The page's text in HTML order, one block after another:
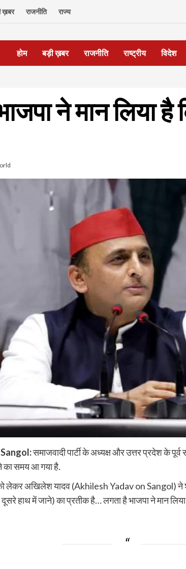
ख़बर राजनीति राज्य
होम बड़ी ख़बर राजनीति राष्ट्रीय विदेश
ने मान
समाजवादी पार्टी के अध्यक्ष और उत्तर प्रदेश के
का समय आ गया है.
लेकर अखिलेश यादव (Akhilesh Yadav on Sangol) ने
हाथ में जाने) का प्रतीक है… लगता है भाजपा ने मान